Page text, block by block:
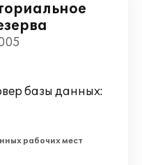
базы данных:
рабочих мест